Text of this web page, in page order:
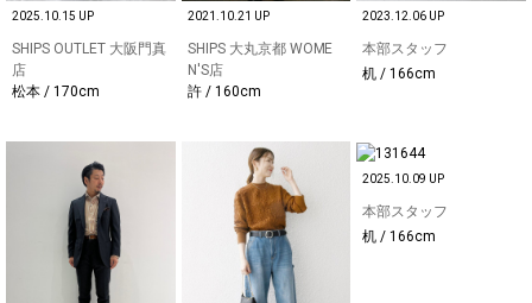
2025.10.15 UP
SHIPS OUTLET 大阪門真
店
松本 / 170cm
2021.10.21 UP
SHIPS 大丸京都 WOME
N'S店
許 / 160cm
2023.12.06 UP
本部スタッフ
机 / 166cm
2025.10.09 UP
本部スタッフ
机 / 166cm